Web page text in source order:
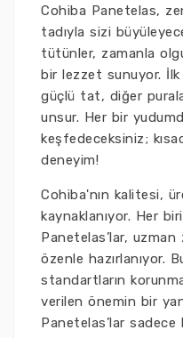
Cohiba Panetelas,
tadıyla sizi
tütünler, zamanla
bir lezzet sunuyor.
güçlü tat, diğer
unsur. Her bir
keşfedeceksiniz;
deneyim!
Cohiba'nın kalitesi,
kaynaklanıyor. Her
Panetelas’lar,
özenle hazırlanıyor.
standartların
verilen önemin bir
Panetelas’lar